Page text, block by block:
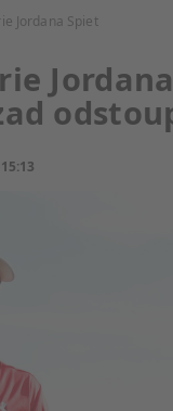
Jordana Spiet